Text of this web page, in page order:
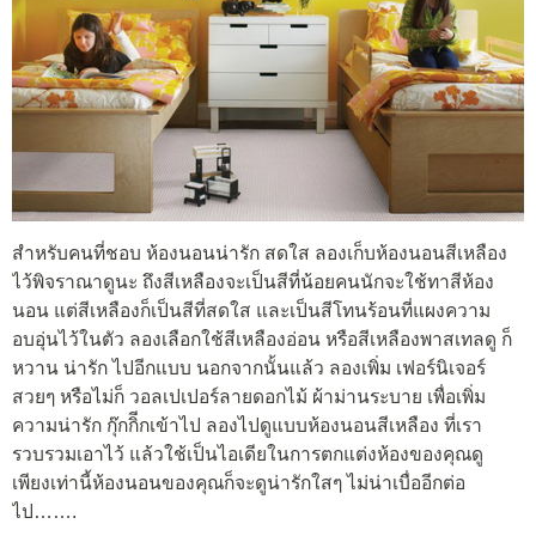
สำหรับคนที่ชอบ ห้องนอนน่ารัก สดใส ลองเก็บห้องนอนสีเหลือง
ไว้พิจราณาดูนะ ถึงสีเหลืองจะเป็นสีที่น้อยคนนักจะใช้ทาสีห้อง
นอน แต่สีเหลืองก็เป็นสีที่สดใส และเป็นสีโทนร้อนที่แผงความ
อบอุ่นไว้ในตัว ลองเลือกใช้สีเหลืองอ่อน หรือสีเหลืองพาสเทลดู ก็
หวาน น่ารัก ไปอีกแบบ นอกจากนั้นแล้ว ลองเพิ่ม เฟอร์นิเจอร์
สวยๆ หรือไม่ก็ วอลเปเปอร์ลายดอกไม้ ผ้าม่านระบาย เพื่อเพิ่ม
ความน่ารัก กุ๊กกิีกเข้าไป ลองไปดูแบบห้องนอนสีเหลือง ที่เรา
รวบรวมเอาไว้ แล้วใช้เป็นไอเดียในการตกแต่งห้องของคุณดู
เพียงเท่านี้ห้องนอนของคุณก็จะดูน่ารักใสๆ ไม่น่าเบื่ออีกต่อ
ไป…….